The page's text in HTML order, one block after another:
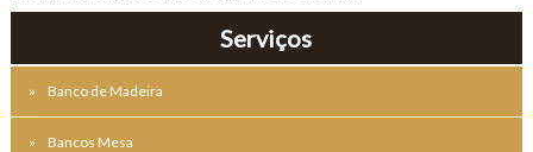
Serviços
Banco de Madeira
Bancos Mesa